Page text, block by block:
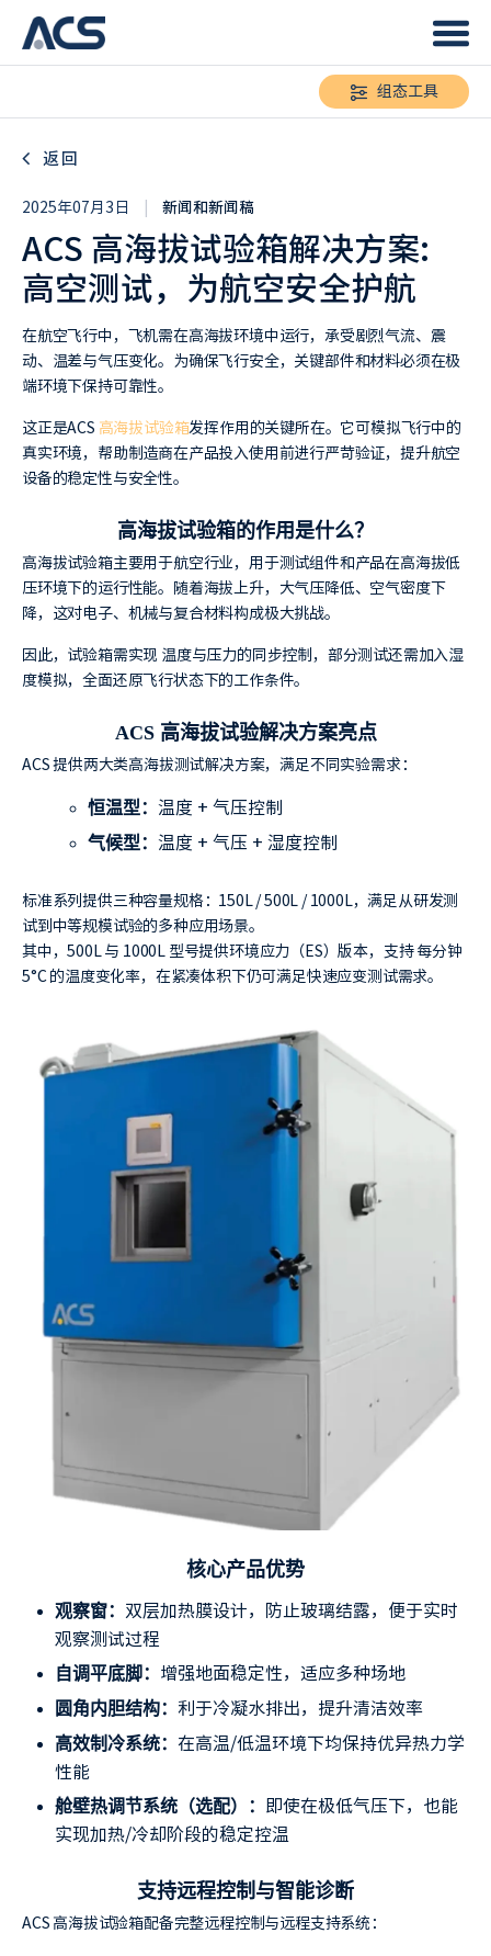
组态工具
返回
2025年07月3日 新闻和新闻稿
ACS 高海拔试验箱解决方案:
高空测试，为航空安全护航
在航空飞行中，飞机需在高海拔环境中运行，承受剧烈气流、震
动、温差与气压变化。为确保飞行安全，关键部件和材料必须在极
端环境下保持可靠性。
这正是ACS 高海拔试验箱发挥作用的关键所在。它可模拟飞行中的
真实环境，帮助制造商在产品投入使用前进行严苛验证，提升航空
设备的稳定性与安全性。
高海拔试验箱的作用是什么？
高海拔试验箱主要用于航空行业，用于测试组件和产品在高海拔低
压环境下的运行性能。随着海拔上升，大气压降低、空气密度下
降，这对电子、机械与复合材料构成极大挑战。
因此，试验箱需实现 温度与压力的同步控制，部分测试还需加入湿
度模拟，全面还原飞行状态下的工作条件。
ACS 高海拔试验解决方案亮点
ACS 提供两大类高海拔测试解决方案，满足不同实验需求：
恒温型： 温度 + 气压控制
气候型： 温度 + 气压 + 湿度控制
标准系列提供三种容量规格：150L / 500L / 1000L，满足从研发测
试到中等规模试验的多种应用场景。
其中，500L 与 1000L 型号提供环境应力（ES）版本，支持 每分钟
5°C 的温度变化率，在紧凑体积下仍可满足快速应变测试需求。
核心产品优势
观察窗： 双层加热膜设计，防止玻璃结露，便于实时
观察测试过程
自调平底脚： 增强地面稳定性，适应多种场地
圆角内胆结构： 利于冷凝水排出，提升清洁效率
高效制冷系统： 在高温/低温环境下均保持优异热力学
性能
舱壁热调节系统（选配）：
即使在极低气压下，也能
实现加热/冷却阶段的稳定控温
支持远程控制与智能诊断
ACS 高海拔试验箱配备完整远程控制与远程支持系统：